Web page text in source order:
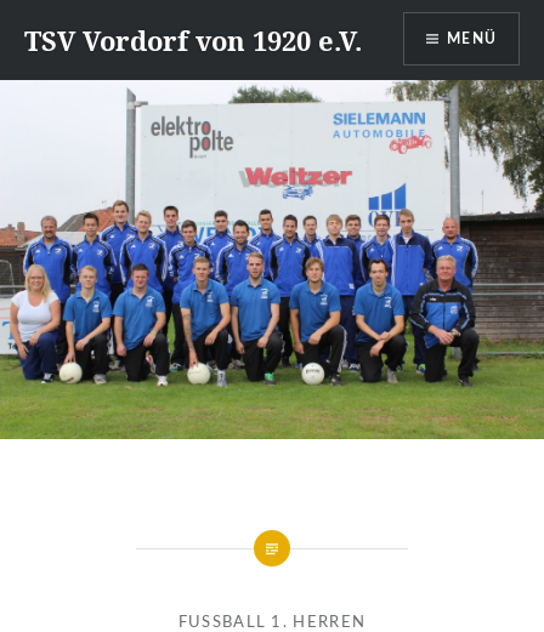
zumTSV Vordorf von 1920 e.V. MENÜ
FUSSBALL 1. HERREN